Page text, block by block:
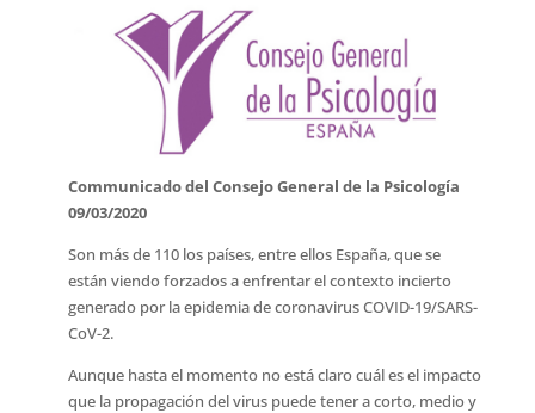
Communicado del Consejo General de la Psicología
09/03/2020
Son más de 110 los países, entre ellos España, que se
están viendo forzados a enfrentar el contexto incierto
generado por la epidemia de coronavirus COVID-19/SARS-
CoV-2.
Aunque hasta el momento no está claro cuál es el impacto
que la propagación del virus puede tener a corto, medio y